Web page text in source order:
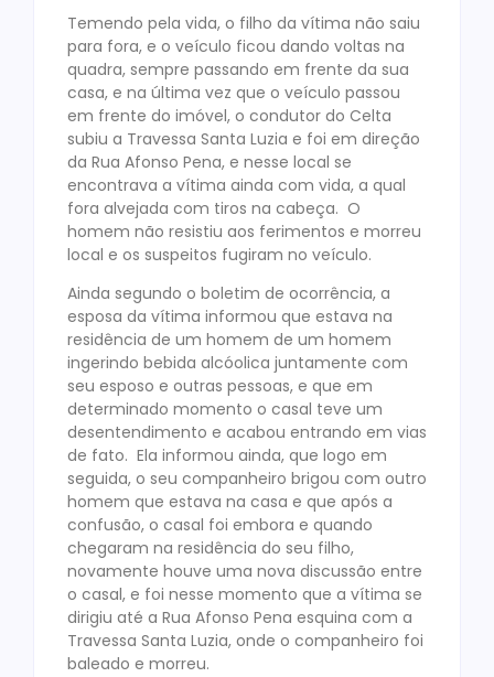
Temendo pela vida, o filho da vítima não saiu
para fora, e o veículo ficou dando voltas na
quadra, sempre passando em frente da sua
casa, e na última vez que o veículo passou
em frente do imóvel, o condutor do Celta
subiu a Travessa Santa Luzia e foi em direção
da Rua Afonso Pena, e nesse local se
encontrava a vítima ainda com vida, a qual
fora alvejada com tiros na cabeça. O
homem não resistiu aos ferimentos e morreu
local e os suspeitos fugiram no veículo.
Ainda segundo o boletim de ocorrência, a
esposa da vítima informou que estava na
residência de um homem de um homem
ingerindo bebida alcóolica juntamente com
seu esposo e outras pessoas, e que em
determinado momento o casal teve um
desentendimento e acabou entrando em vias
de fato. Ela informou ainda, que logo em
seguida, o seu companheiro brigou com outro
homem que estava na casa e que após a
confusão, o casal foi embora e quando
chegaram na residência do seu filho,
novamente houve uma nova discussão entre
o casal, e foi nesse momento que a vítima se
dirigiu até a Rua Afonso Pena esquina com a
Travessa Santa Luzia, onde o companheiro foi
baleado e morreu.